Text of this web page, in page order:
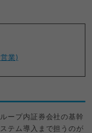
業)
ープ内証券会社の基幹
テム導入まで担うのが